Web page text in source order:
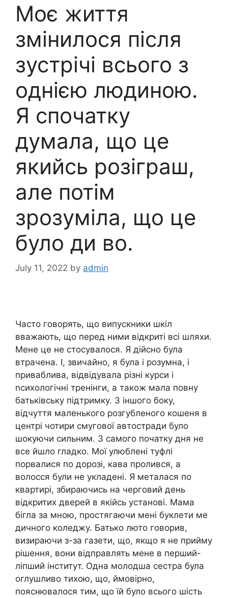
Моє життя
змінилося після
зустрічі всього з
однією людиною.
Я спочатку
думала, що це
якийсь розіграш,
але потім
зрозуміла, що це
було ди во.
July 11, 2022 by admin
Часто говорять, що випускники шкіл
вважають, що перед ними відкриті всі шляхи.
Мене це не стосувалося. Я дійсно була
втрачена. І, звичайно, я була і розумна, і
приваблива, відвідувала різні курси і
nсихологічні тренінги, а також мала повну
батьківську підтримку. З іншого боку,
відчуття маленького розгубленого кошеня в
центрі чотири смугової автостради було
шокуючи сильним. З самого початку дня не
все йшло гладко. Мої улюблені туфлі
порвалися по дорозі, кава пролився, а
волосся були не укладені. Я металася по
квартирі, збираючись на черговий день
відкритих дверей в якійсь установі. Мама
бігла за мною, простягаючи мені буклети ме
дичного коледжу. Батько люто говорив,
визираючи з-за газети, що, якщо я не прийму
рішення, вони відправлять мене в перший-
ліпший інститут. Одна молодша сестра була
оглушливо тихою, що, ймовірно,
пояснювалося тим, що їй було всього шість